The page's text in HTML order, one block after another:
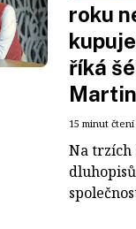
roku
říká
15 minut čtení
Na trzích